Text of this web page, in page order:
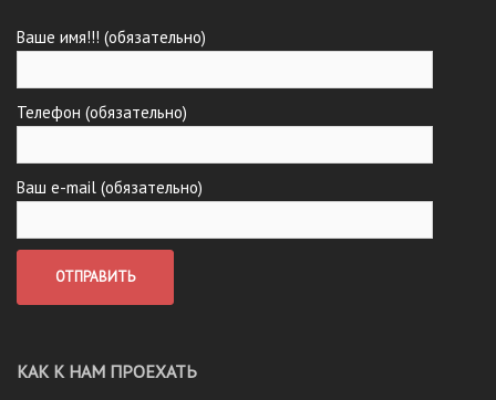
Ваше имя!!! (обязательно)
Телефон (обязательно)
Ваш e-mail (обязательно)
КАК К НАМ ПРОЕХАТЬ